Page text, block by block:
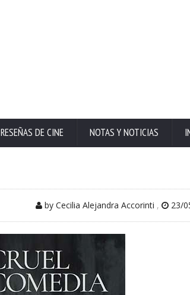
RESEÑAS DE CINE NOTAS Y NOTICIAS
by Cecilia Alejandra Accorinti , 23/